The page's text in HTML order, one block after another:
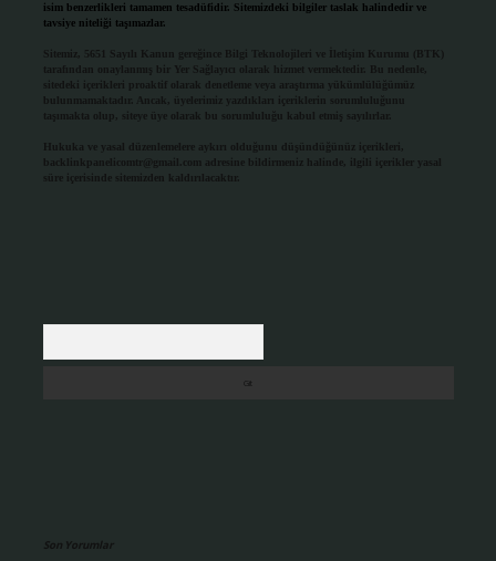
isim benzerlikleri tamamen tesadüfidir. Sitemizdeki bilgiler taslak halindedir ve
tavsiye niteliği taşımazlar.
Sitemiz, 5651 Sayılı Kanun gereğince Bilgi Teknolojileri ve İletişim Kurumu (BTK)
tarafından onaylanmış bir Yer Sağlayıcı olarak hizmet vermektedir. Bu nedenle,
sitedeki içerikleri proaktif olarak denetleme veya araştırma yükümlülüğümüz
bulunmamaktadır. Ancak, üyelerimiz yazdıkları içeriklerin sorumluluğunu
taşımakta olup, siteye üye olarak bu sorumluluğu kabul etmiş sayılırlar.
Hukuka ve yasal düzenlemelere aykırı olduğunu düşündüğünüz içerikleri,
backlinkpanelicomtr@gmail.com adresine bildirmeniz halinde, ilgili içerikler yasal
süre içerisinde sitemizden kaldırılacaktır.
Son Yorumlar